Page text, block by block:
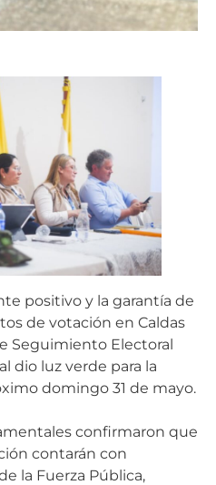
positivo y la garantía de
de votación en Caldas
Seguimiento Electoral
dio luz verde para la
domingo 31 de mayo.
confirmaron que
contarán con
la Fuerza Pública,